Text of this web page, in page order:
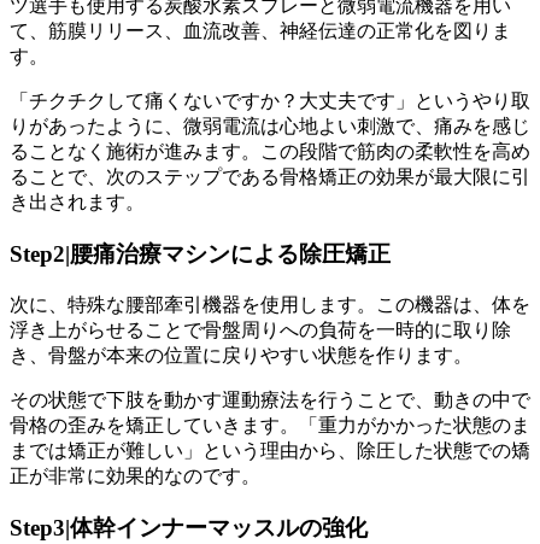
ツ選手も使用する炭酸水素スプレーと微弱電流機器を用い
て、筋膜リリース、血流改善、神経伝達の正常化を図りま
す。
「チクチクして痛くないですか？大丈夫です」というやり取
りがあったように、微弱電流は心地よい刺激で、痛みを感じ
ることなく施術が進みます。この段階で筋肉の柔軟性を高め
ることで、次のステップである骨格矯正の効果が最大限に引
き出されます。
Step2|腰痛治療マシンによる除圧矯正
次に、特殊な腰部牽引機器を使用します。この機器は、体を
浮き上がらせることで骨盤周りへの負荷を一時的に取り除
き、骨盤が本来の位置に戻りやすい状態を作ります。
その状態で下肢を動かす運動療法を行うことで、動きの中で
骨格の歪みを矯正していきます。「重力がかかった状態のま
までは矯正が難しい」という理由から、除圧した状態での矯
正が非常に効果的なのです。
Step3|体幹インナーマッスルの強化